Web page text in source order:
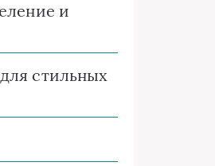
и
стильных